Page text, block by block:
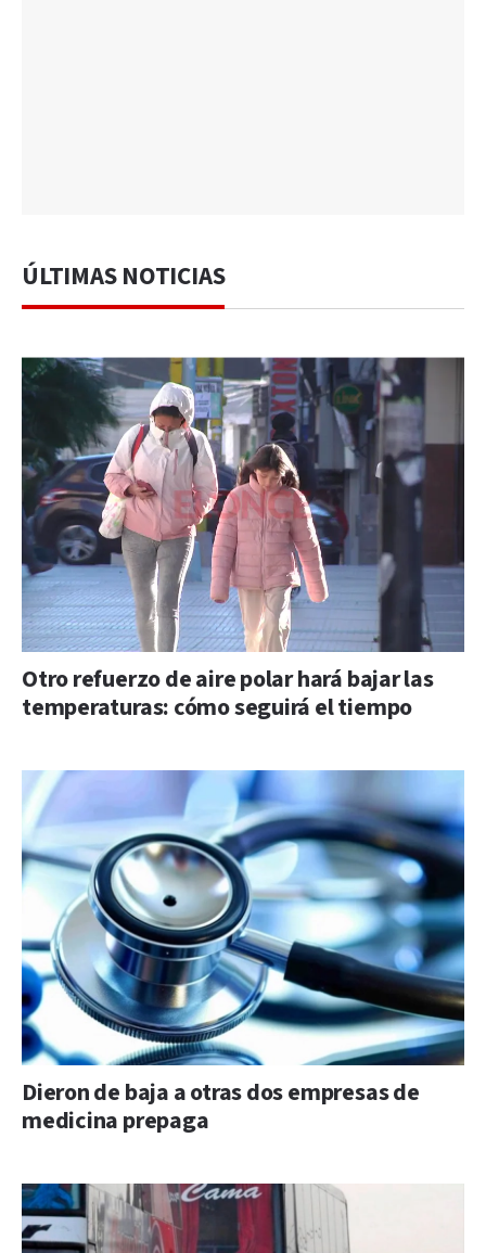
ÚLTIMAS NOTICIAS
Otro refuerzo de aire polar hará bajar las
temperaturas: cómo seguirá el tiempo
Dieron de baja a otras dos empresas de
medicina prepaga